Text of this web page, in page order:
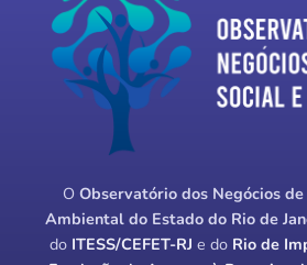
O Observatório dos Negócios
Ambiental do Estado do Rio de
do ITESS/CEFET-RJ e do Rio de